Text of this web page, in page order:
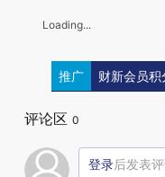
Loading...
推广 财新会员积
评论区 0
登录后发表